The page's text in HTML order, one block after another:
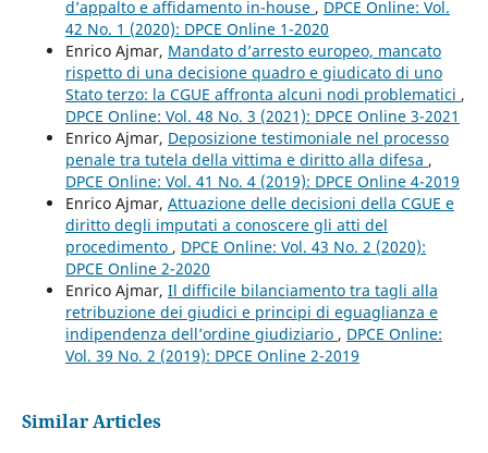
d’appalto e affidamento in-house , DPCE Online: Vol.
42 No. 1 (2020): DPCE Online 1-2020
Enrico Ajmar, Mandato d’arresto europeo, mancato
rispetto di una decisione quadro e giudicato di uno
Stato terzo: la CGUE affronta alcuni nodi problematici ,
DPCE Online: Vol. 48 No. 3 (2021): DPCE Online 3-2021
Enrico Ajmar, Deposizione testimoniale nel processo
penale tra tutela della vittima e diritto alla difesa ,
DPCE Online: Vol. 41 No. 4 (2019): DPCE Online 4-2019
Enrico Ajmar, Attuazione delle decisioni della CGUE e
diritto degli imputati a conoscere gli atti del
procedimento , DPCE Online: Vol. 43 No. 2 (2020):
DPCE Online 2-2020
Enrico Ajmar, Il difficile bilanciamento tra tagli alla
retribuzione dei giudici e principi di eguaglianza e
indipendenza dell’ordine giudiziario , DPCE Online:
Vol. 39 No. 2 (2019): DPCE Online 2-2019
Similar Articles